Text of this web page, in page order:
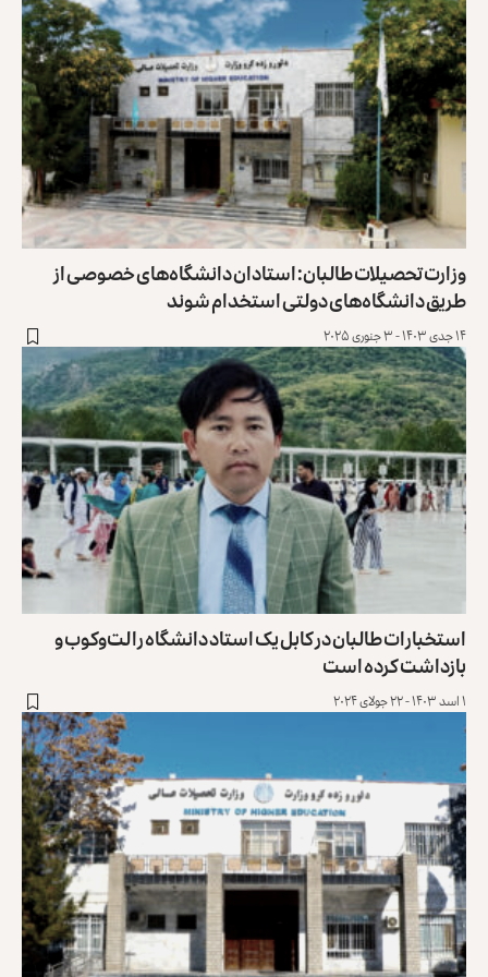
وزارت تحصیلات طالبان: استادان دانشگاه‌های خصوصی از
طریق دانشگاه‌های دولتی استخدام شوند
۱۴ جدی ۱۴۰۳ - ۳ جنوری ۲۰۲۵
استخبارات طالبان در کابل یک استاد دانشگاه را لت‌وکوب و
بازداشت کرده‌ است
۱ اسد ۱۴۰۳ - ۲۲ جولای ۲۰۲۴